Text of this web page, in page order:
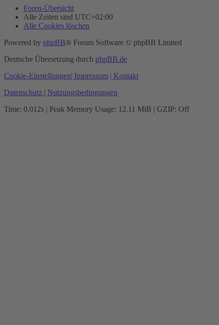
Foren-Übersicht
Alle Zeiten sind UTC+02:00
Alle Cookies löschen
Powered by phpBB® Forum Software © phpBB Limited
Deutsche Übersetzung durch phpBB.de
Cookie-Einstellungen| Impressum | Kontakt
Datenschutz | Nutzungsbedingungen
Time: 0.012s | Peak Memory Usage: 12.11 MiB | GZIP: Off